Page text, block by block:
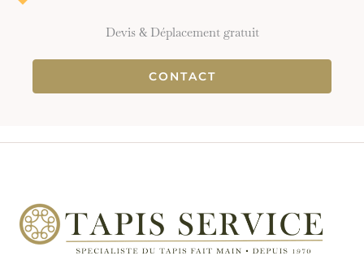
Devis & Déplacement gratuit
CONTACT